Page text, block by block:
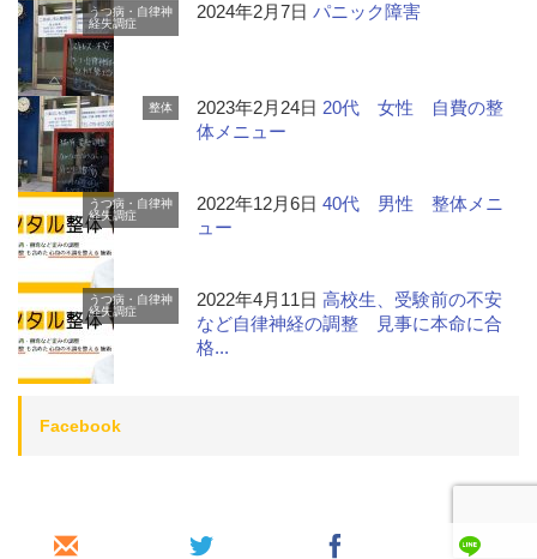
うつ病・自律神
経失調症
2024年2月7日パニック障害
整体 2023年2月24日20代 女性 自費の整
体メニュー
うつ病・自律神
経失調症
2022年12月6日40代 男性 整体メニ
ュー
うつ病・自律神
経失調症
2022年4月11日高校生、受験前の不安
など自律神経の調整 見事に本命に合
格...
Facebook